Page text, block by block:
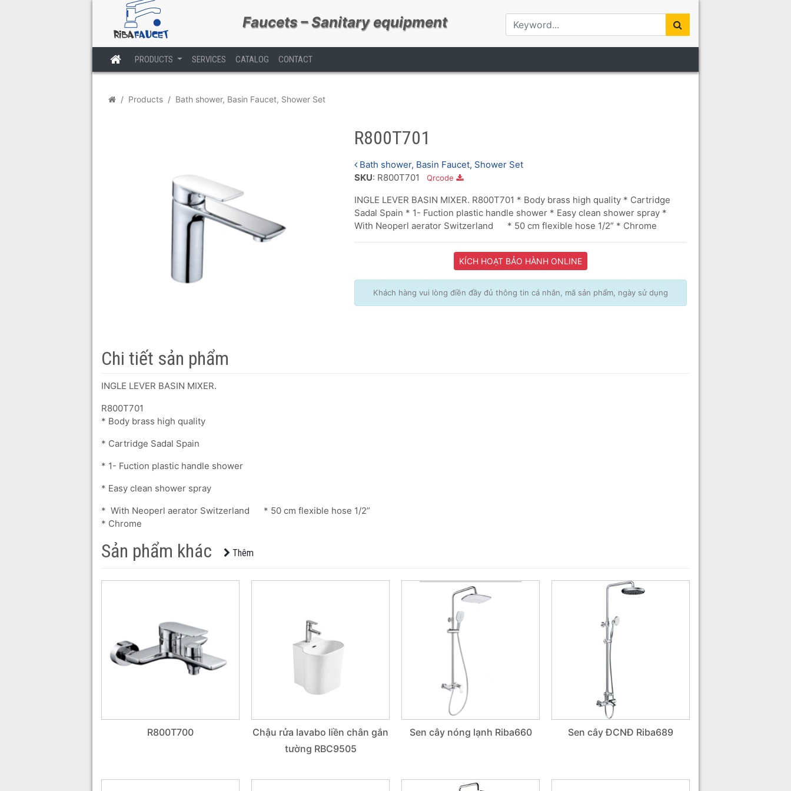
Faucets – Sanitary equipment
Trang chủ
PRODUCTS SERVICES CATALOG CONTACT
Products Bath shower, Basin Faucet, Shower Set
R800T701
Bath shower, Basin Faucet, Shower Set
SKU: R800T701 Qrcode
INGLE LEVER BASIN MIXER. R800T701 * Body brass high quality * Cartridge
Sadal Spain * 1- Fuction plastic handle shower * Easy clean shower spray *
With Neoperl aerator Switzerland * 50 cm flexible hose 1/2” * Chrome
KÍCH HOẠT BẢO HÀNH ONLINE
Khách hàng vui lòng điền đầy đủ thông tin cá nhân, mã sản phẩm, ngày sử dụng
Chi tiết sản phẩm
INGLE LEVER BASIN MIXER.
R800T701
* Body brass high quality
* Cartridge Sadal Spain
* 1- Fuction plastic handle shower
* Easy clean shower spray
* With Neoperl aerator Switzerland * 50 cm flexible hose 1/2”
* Chrome
Sản phẩm khác Thêm
R800T700
Chậu rửa lavabo liền chân gắn
tường RBC9505
Sen cây nóng lạnh Riba660 Sen cây ĐCNĐ Riba689